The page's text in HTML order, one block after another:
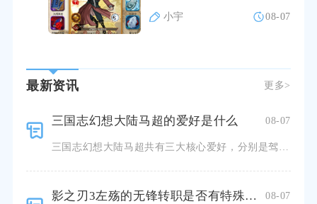
小宇 08-07
最新资讯 更多>
三国志幻想大陆马超的爱好是什么 08-07
影之刃3左殇的无锋转职是否有特殊要求或限制 08-07